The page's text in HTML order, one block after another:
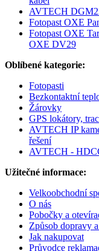
AVTECH
Fotopast OXE
Fotopast OXE
OXE DV29
Oblíbené kategorie:
Fotopasti
Bezkontaktní
Žárovky
GPS lokátory,
AVTECH IP
řešení
AVTECH -
Užitečné informace:
Velkoobchodní
O nás
Pobočky a
Způsob dopravy
Jak nakupovat
Průvodce